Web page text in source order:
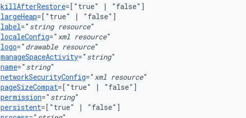
killAfterRestore=["true" |
largeHeap=["true" |
label=" string resource
localeConfig=" xml resource
logo=" drawable resource
manageSpaceActivity=" string
name=" string
networkSecurityConfig=" xml resource
pageSizeCompat=["true" |
permission=" string
persistent=["true" |